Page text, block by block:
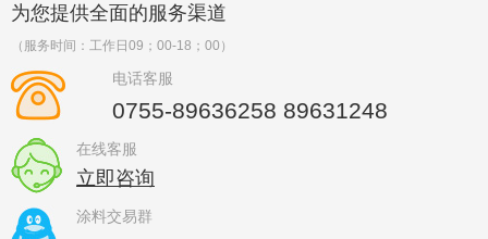
为您提供全面的服务渠道
（服务时间：工作日09；00-18；00）
电话客服
0755-89636258 89631248
在线客服
立即咨询
涂料交易群